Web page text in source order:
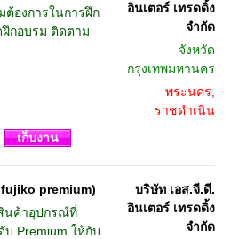
องการในการฝึก
กอบรม ติดตาม
อินเตอร์ เทรดดิ้ง
จำกัด
จังหวัด
กรุงเทพมหานคร
พระนคร,
ราชดำเนิน
เก็บงาน
premium)
นค้าอุปกรณ์ที่
บ Premium ให้กับ
บริษัท เอส.จี.ดี.
อินเตอร์ เทรดดิ้ง
จำกัด